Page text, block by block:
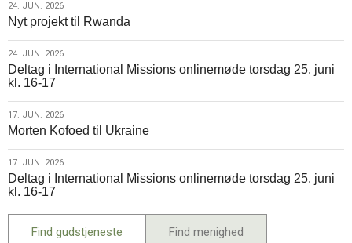
24.
jun.
2026
24. JUN. 2026
Nyt projekt til Rwanda
24.
jun.
2026
24. JUN. 2026
Deltag i International Missions onlinemøde torsdag 25. juni
kl. 16-17
17.
jun.
2026
17. JUN. 2026
Morten Kofoed til Ukraine
17.
jun.
2026
17. JUN. 2026
Deltag i International Missions onlinemøde torsdag 25. juni
kl. 16-17
Find gudstjeneste Find menighed